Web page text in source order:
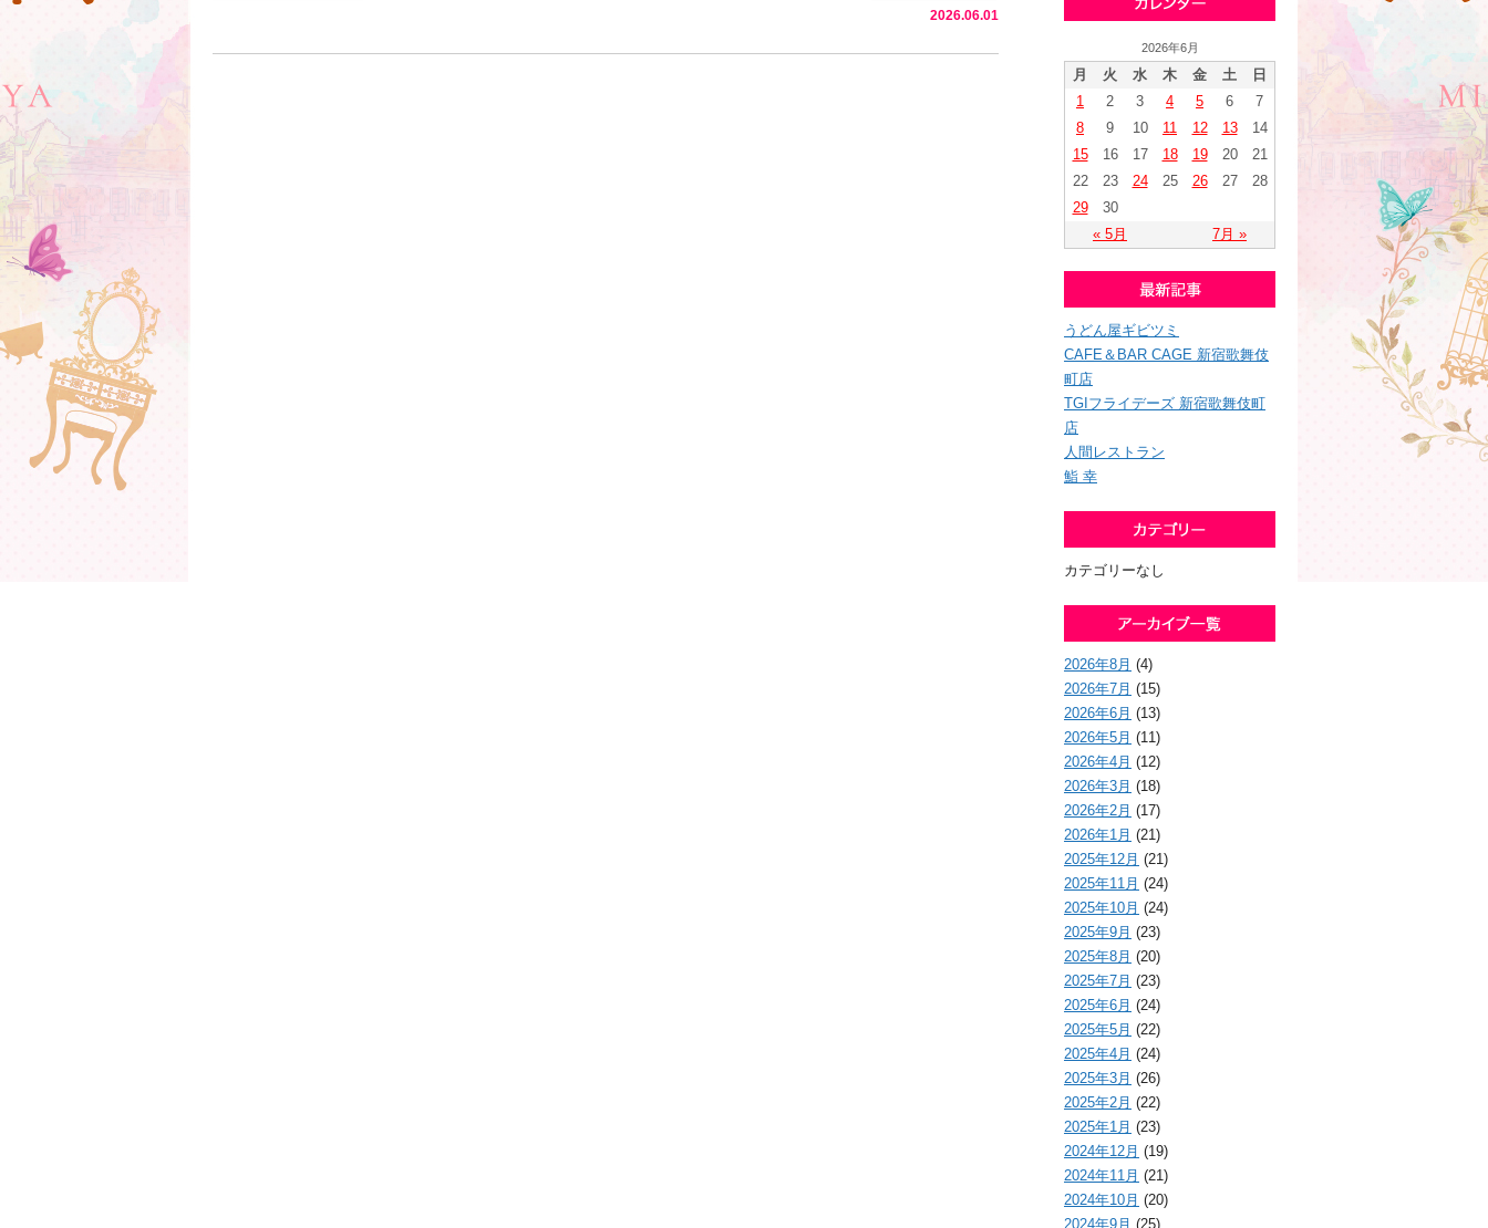
2026.06.01
2026年6月
月 火 水 木 金 土 日
« 5月 7月 »
1 2 3 4 5 6
7
8
9 10 11 12 13
14
15
16 17 18 19 20
21
22
23 24 25 26 27
28
29
30
うどん屋ギビツミ
CAFE＆BAR CAGE 新宿歌舞伎
町店
TGIフライデーズ 新宿歌舞伎町
店
人間レストラン
鮨 幸
カテゴリーなし
2026年8月 (4)
2026年7月 (15)
2026年6月 (13)
2026年5月 (11)
2026年4月 (12)
2026年3月 (18)
2026年2月 (17)
2026年1月 (21)
2025年12月 (21)
2025年11月 (24)
2025年10月 (24)
2025年9月 (23)
2025年8月 (20)
2025年7月 (23)
2025年6月 (24)
2025年5月 (22)
2025年4月 (24)
2025年3月 (26)
2025年2月 (22)
2025年1月 (23)
2024年12月 (19)
2024年11月 (21)
2024年10月 (20)
2024年9月 (25)